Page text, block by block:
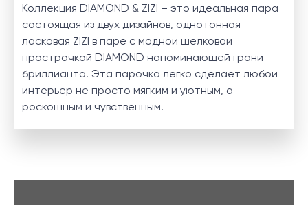
Коллекция DIAMOND & ZIZI – это идеальная пара
состоящая из двух дизайнов, однотонная
ласковая ZIZI в паре с модной шелковой
прострочкой DIAMOND напоминающей грани
бриллианта. Эта парочка легко сделает любой
интерьер не просто мягким и уютным, а
роскошным и чувственным.